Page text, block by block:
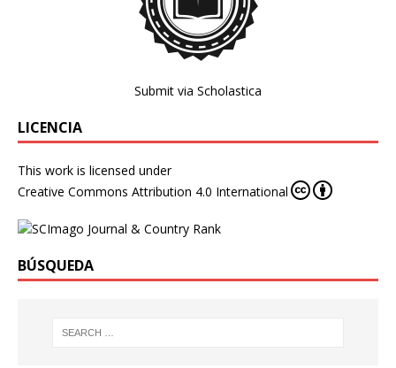
Submit via Scholastica
LICENCIA
This work is licensed under
Creative Commons Attribution 4.0 International
BÚSQUEDA